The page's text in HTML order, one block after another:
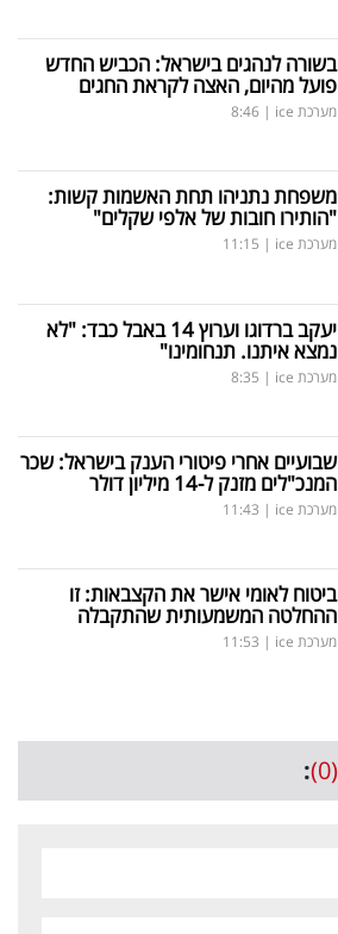
בשורה לנהגים בישראל: הכביש החדש
פועל מהיום, האצה לקראת החגים
מערכת ice |
8:46
משפחת נתניהו תחת האשמות קשות:
"הותירו חובות של אלפי שקלים"
מערכת ice |
11:15
יעקב ברדוגו וערוץ 14 באבל כבד: "לא
נמצא איתנו. תנחומינו"
מערכת ice |
8:35
שבועיים אחרי פיטורי הענק בישראל: שכר
המנכ"לים מזנק ל-14 מיליון דולר
מערכת ice |
11:43
ביטוח לאומי אישר את הקצבאות: זו
ההחלטה המשמעותית שהתקבלה
מערכת ice |
11:53
(0)
: